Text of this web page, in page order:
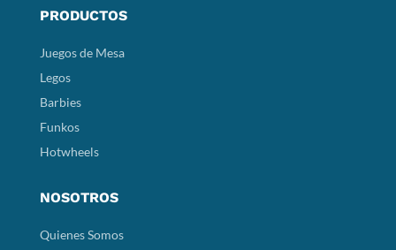
PRODUCTOS
Juegos de Mesa
Legos
Barbies
Funkos
Hotwheels
NOSOTROS
Quienes Somos